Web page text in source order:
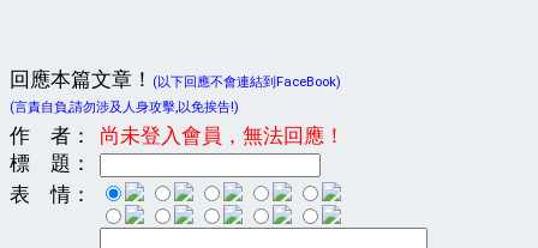
回應本篇文章！
(以下回應不會連結到FaceBook)
(言責自負,請勿涉及人身攻擊,以免挨告!)
作 者：
尚未登入會員，無法回應！
標 題：
表 情：